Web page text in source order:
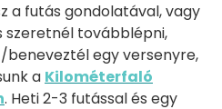
a futás gondolatával, vagy
szeretnél továbblépni,
egy versenyre,
a Kilométerfaló
. Heti 2-3 futással és egy